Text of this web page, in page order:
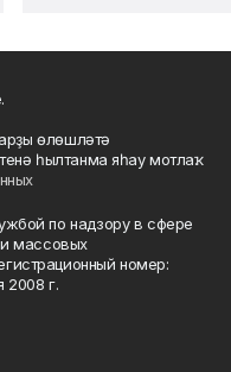
өлөшләтә
һылтанма яһау мотлаҡ.
по надзору в сфере
массовых
номер:
2008 г.